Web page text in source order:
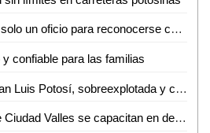
Enfermería deja de ser solo un oficio para reconocerse como una carrera profesional en SLP
confiable para las familias
Agua subterránea en San Luis Potosí, sobreexplotada y contaminada, advierte investigador de la UASLP
Policías municipales de Ciudad Valles se capacitan en delitos cibernéticos